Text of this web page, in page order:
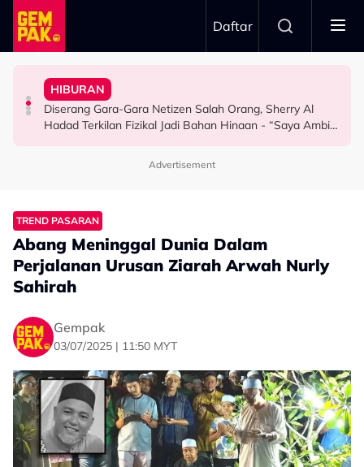
Skip to main content
Daftar
HIBURAN
Afiq Sky Hadiahkan Buah Tangan Buat Syafinaz
Selamat, Kenang Jasa Selamatkan Daripada
HIBURAN
Diserang Gara-Gara Netizen Salah Orang, Sherry Al
Hadad Terkilan Fizikal Jadi Bahan Hinaan - “Saya Ambil
HIBURAN
Imran Aqil Kongsi Detik Sukar Isteri Ketika Berpantang -
“Waktu Itu Aku Tiada, Pergi Nepal Naik Gunung 10
HIBURAN
Khairul Aming Raih Jualan Lebih RM2 Juta Dalam
Kurang Dua Minit
Advertisement
TREND PASARAN
Abang Meninggal Dunia Dalam
Perjalanan Urusan Ziarah Arwah Nurly
Sahirah
Gempak
03/07/2025 | 11:50 MYT